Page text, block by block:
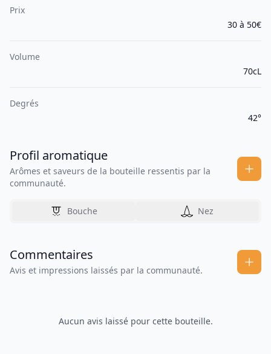
Prix
30 à 50€
Volume
70cL
Degrés
42°
Profil aromatique
Arômes et saveurs de la bouteille ressentis par la
communauté.
Bouche Nez
Commentaires
Avis et impressions laissés par la communauté.
Aucun avis laissé pour cette bouteille.